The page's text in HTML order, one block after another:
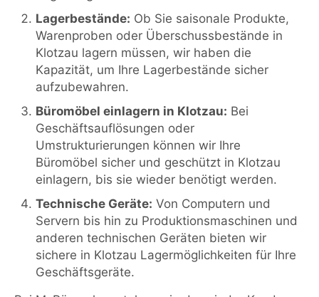
Lagerbestände: Ob Sie saisonale Produkte,
Warenproben oder Überschussbestände in
Klotzau lagern müssen, wir haben die
Kapazität, um Ihre Lagerbestände sicher
aufzubewahren.
Büromöbel einlagern in Klotzau: Bei
Geschäftsauflösungen oder
Umstrukturierungen können wir Ihre
Büromöbel sicher und geschützt in Klotzau
einlagern, bis sie wieder benötigt werden.
Technische Geräte: Von Computern und
Servern bis hin zu Produktionsmaschinen und
anderen technischen Geräten bieten wir
sichere in Klotzau Lagermöglichkeiten für Ihre
Geschäftsgeräte.